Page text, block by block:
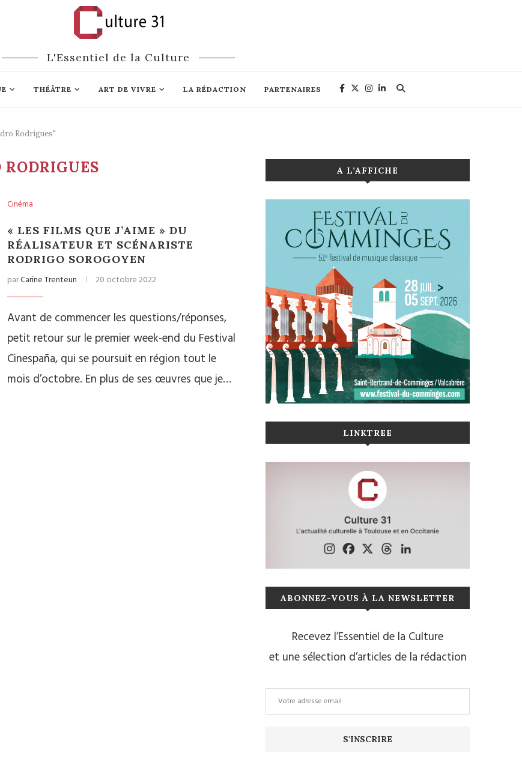
L'Essentiel de la Culture
THÉÂTRE ART DE VIVRE LA RÉDACTION PARTENAIRES
Rodrigues"
RODRIGUES
Cinéma
« LES FILMS QUE J’AIME » DU
RÉALISATEUR ET SCÉNARISTE
RODRIGO SOROGOYEN
parCarine Trenteun 20 octobre 2022
Avant de commencer les questions/réponses,
petit retour sur le premier week-end du Festival
Cinespaña, qui se poursuit en région tout le
mois d’octobre. En plus de ses œuvres que je…
A L’AFFICHE
LINKTREE
ABONNEZ-VOUS À LA NEWSLETTER
Recevez l’Essentiel de la Culture
et une sélection d’articles de la rédaction